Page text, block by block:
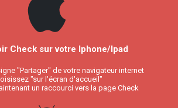
Check sur votre Iphone/Ipad
"Partager" de votre navigateur internet
"sur l'écran d'accueil"
un raccourci vers la page Check